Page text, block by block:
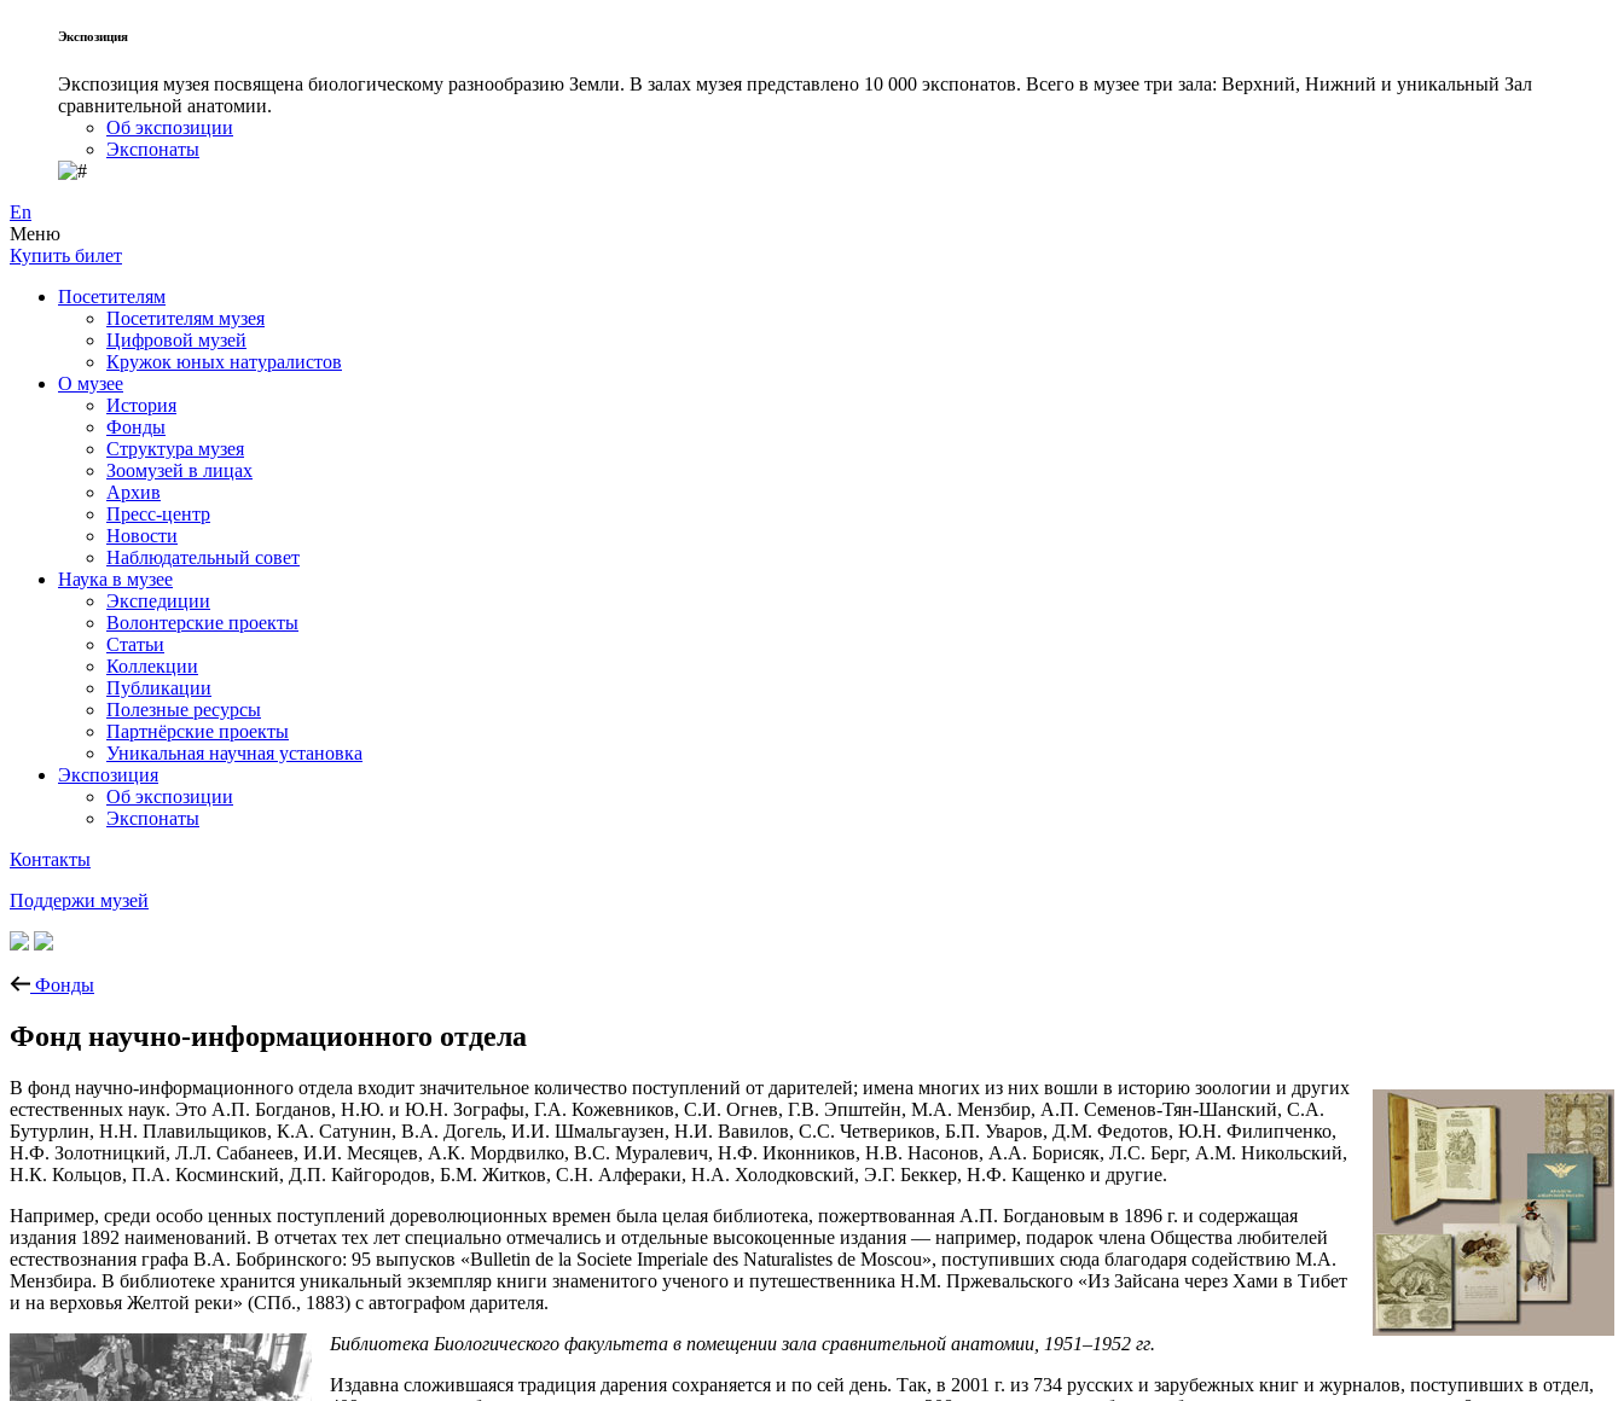
Экспозиция
Экспозиция музея посвящена биологическому разнообразию Земли. В залах музея представлено 10 000 экспонатов. Всего в музее три зала: Верхний, Нижний и уникальный Зал
сравнительной анатомии.
Об экспозиции
Экспонаты
En
Меню
Купить билет
Посетителям
Посетителям музея
Цифровой музей
Кружок юных натуралистов
О музее
История
Фонды
Структура музея
Зоомузей в лицах
Архив
Пресс-центр
Новости
Наблюдательный совет
Наука в музее
Экспедиции
Волонтерские проекты
Статьи
Коллекции
Публикации
Полезные ресурсы
Партнёрские проекты
Уникальная научная установка
Экспозиция
Об экспозиции
Экспонаты
Контакты
Поддержи музей
Фонды
Фонд научно-информационного отдела
В фонд научно-информационного отдела входит значительное количество поступлений от дарителей; имена многих из них вошли в историю зоологии и других
естественных наук. Это А.П. Богданов, Н.Ю. и Ю.Н. Зографы, Г.А. Кожевников, С.И. Огнев, Г.В. Эпштейн, М.А. Мензбир, А.П. Семенов-Тян-Шанский, С.А.
Бутурлин, Н.Н. Плавильщиков, К.А. Сатунин, В.А. Догель, И.И. Шмальгаузен, Н.И. Вавилов, С.С. Четвериков, Б.П. Уваров, Д.М. Федотов, Ю.Н. Филипченко,
Н.Ф. Золотницкий, Л.Л. Сабанеев, И.И. Месяцев, А.К. Мордвилко, В.С. Муралевич, Н.Ф. Иконников, Н.В. Насонов, А.А. Борисяк, Л.С. Берг, А.М. Никольский,
Н.К. Кольцов, П.А. Косминский, Д.П. Кайгородов, Б.М. Житков, С.Н. Алфераки, Н.А. Холодковский, Э.Г. Беккер, Н.Ф. Кащенко и другие.
Например, среди особо ценных поступлений дореволюционных времен была целая библиотека, пожертвованная А.П. Богдановым в 1896 г. и содержащая
издания 1892 наименований. В отчетах тех лет специально отмечались и отдельные высокоценные издания — например, подарок члена Общества любителей
естествознания графа В.А. Бобринского: 95 выпусков «Bulletin de la Societe Imperiale des Naturalistes de Moscou», поступивших сюда благодаря содействию М.А.
Мензбира. В библиотеке хранится уникальный экземпляр книги знаменитого ученого и путешественника Н.М. Пржевальского «Из Зайсана через Хами в Тибет
и на верховья Желтой реки» (СПб., 1883) с автографом дарителя.
Библиотека Биологического факультета в помещении зала сравнительной анатомии, 1951–1952 гг.
Издавна сложившаяся традиция дарения сохраняется и по сей день. Так, в 2001 г. из 734 русских и зарубежных книг и журналов, поступивших в отдел,